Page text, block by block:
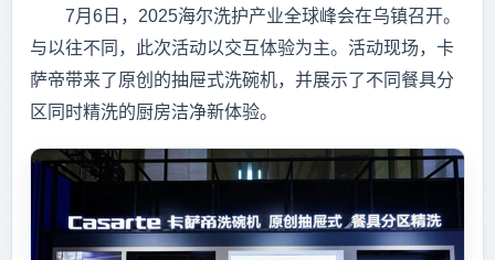
7月6日，2025海尔洗护产业全球峰会在乌镇召开。
与以往不同，此次活动以交互体验为主。活动现场，卡
萨帝带来了原创的抽屉式洗碗机，并展示了不同餐具分
区同时精洗的厨房洁净新体验。